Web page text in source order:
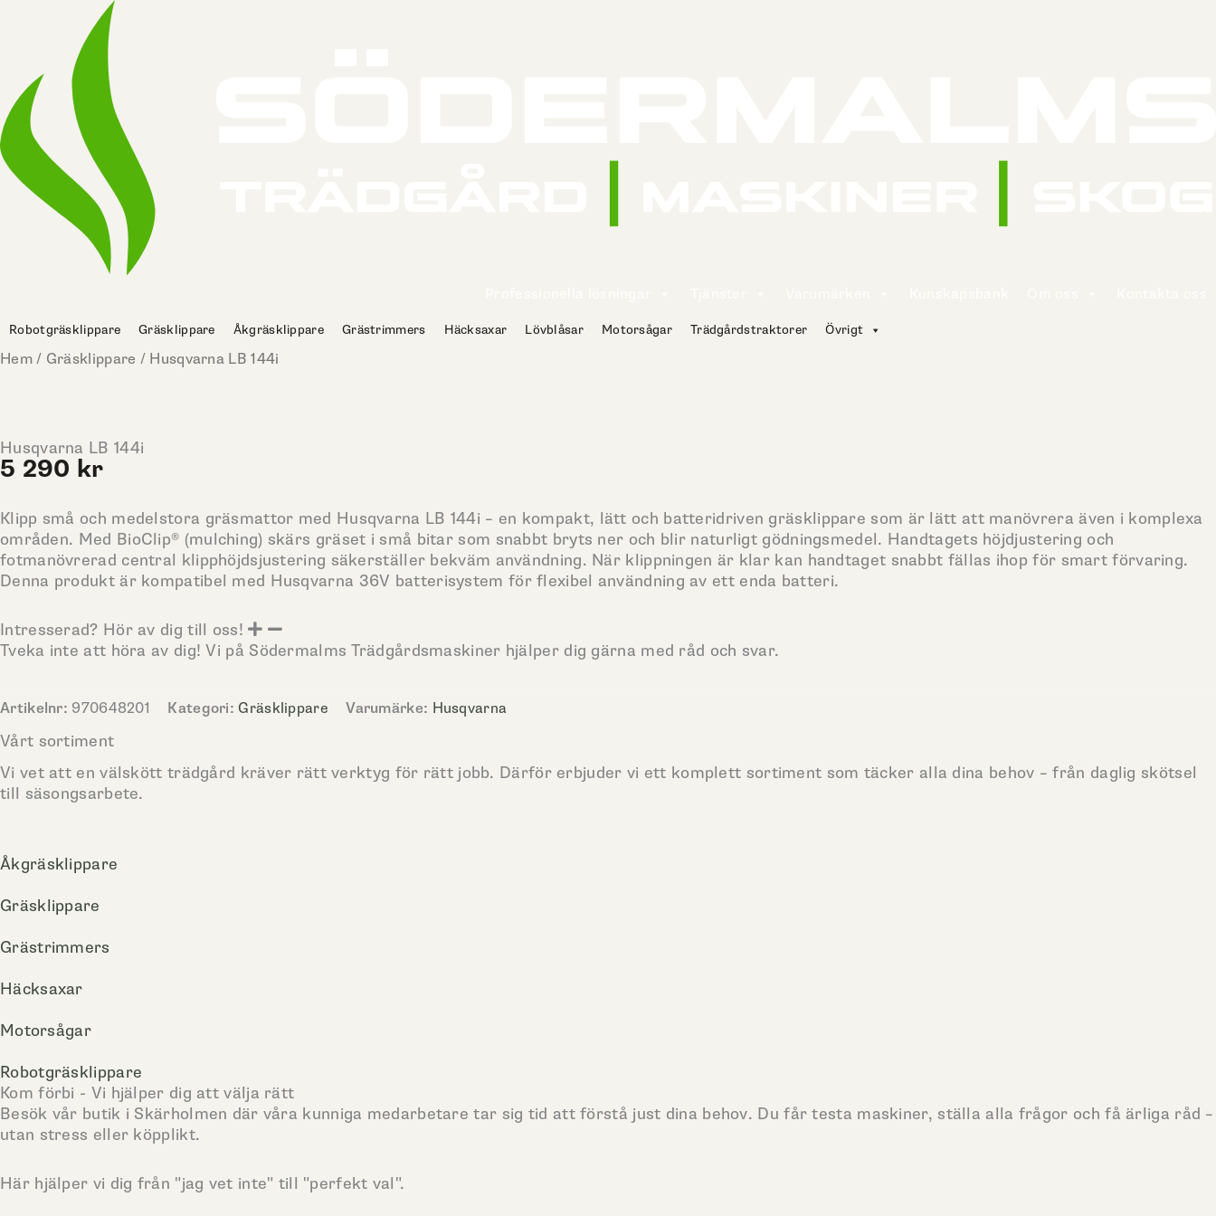
Robotgräsklippare Gräsklippare Åkgräsklippare Grästrimmers Häcksaxar Lövblåsar Motorsågar Trädgårdstraktorer Övrigt
Hem/ Gräsklippare / Husqvarna LB 144i
Husqvarna LB 144i
5 290 kr
Klipp små och medelstora gräsmattor med Husqvarna LB 144i – en kompakt, lätt och batteridriven gräsklippare som är lätt att manövrera även i komplexa
områden. Med BioClip® (mulching) skärs gräset i små bitar som snabbt bryts ner och blir naturligt gödningsmedel. Handtagets höjdjustering och
fotmanövrerad central klipphöjdsjustering säkerställer bekväm användning. När klippningen är klar kan handtaget snabbt fällas ihop för smart förvaring.
Denna produkt är kompatibel med Husqvarna 36V batterisystem för flexibel användning av ett enda batteri.
Intresserad? Hör av dig till oss!
Tveka inte att höra av dig! Vi på Södermalms Trädgårdsmaskiner hjälper dig gärna med råd och svar.
Artikelnr: 970648201 Kategori:Gräsklippare Varumärke: Husqvarna
Vårt sortiment
Vi vet att en välskött trädgård kräver rätt verktyg för rätt jobb. Därför erbjuder vi ett komplett sortiment som täcker alla dina behov – från daglig skötsel
till säsongsarbete.
Åkgräsklippare
Gräsklippare
Grästrimmers
Häcksaxar
Motorsågar
Robotgräsklippare
Kom förbi - Vi hjälper dig att välja rätt
Besök vår butik i Skärholmen där våra kunniga medarbetare tar sig tid att förstå just dina behov. Du får testa maskiner, ställa alla frågor och få ärliga råd –
utan stress eller köpplikt.
Här hjälper vi dig från "jag vet inte" till "perfekt val".